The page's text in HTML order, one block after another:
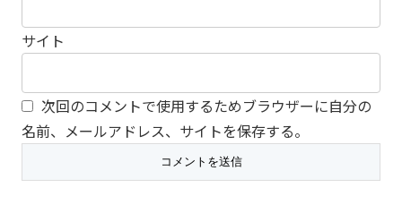
サイト
次回のコメントで使用するためブラウザーに自分の
名前、メールアドレス、サイトを保存する。